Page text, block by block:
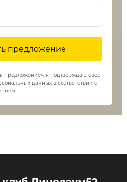
предложение», я подтверждаю свое
данных в соответствии с